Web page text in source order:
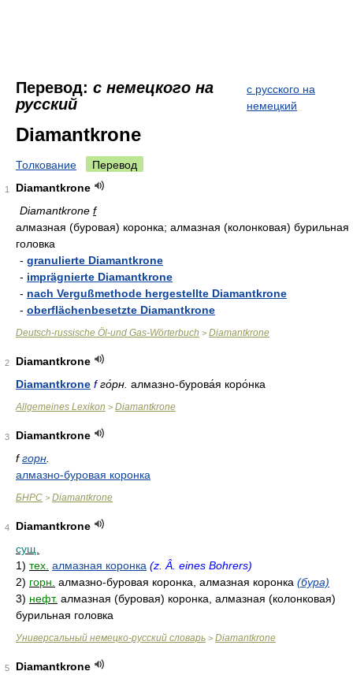
Перевод: с немецкого на
русский
с русского на
немецкий
Diamantkrone
Толкование Перевод
1
Diamantkrone
Diamantkrone f
алмазная (буровая) коронка; алмазная (колонковая) бурильная
головка
- granulierte Diamantkrone
- imprägnierte Diamantkrone
- nach Vergußmethode hergestellte Diamantkrone
- oberflächenbesetzte Diamantkrone
Deutsch-russische Öl-und Gas-Wörterbuch > Diamantkrone
2
Diamantkrone
Diamantkrone fго́рн. алмазно-бурова́я коро́нка
Allgemeines Lexikon > Diamantkrone
3
Diamantkrone
fгорн
алмазно-буровая коронка
БНРС > Diamantkrone
4
Diamantkrone
сущ.
1) тех. алмазная коронка (z. Â. eines Bohrers)
2) горн. алмазно-буровая коронка, алмазная коронка (бура)
3) нефт. алмазная (буровая) коронка, алмазная (колонковая)
бурильная головка
Универсальный немецко-русский словарь > Diamantkrone
5
Diamantkrone